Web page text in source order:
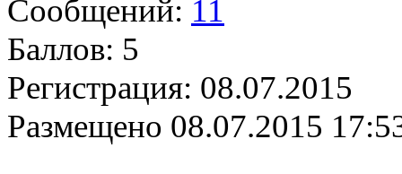
Сообщений: 11
Баллов: 5
Регистрация: 08.07.2015
Размещено 08.07.2015